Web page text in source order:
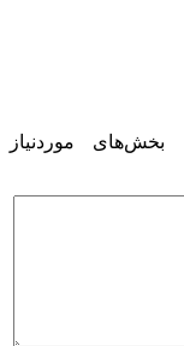
بخش‌های موردنیاز